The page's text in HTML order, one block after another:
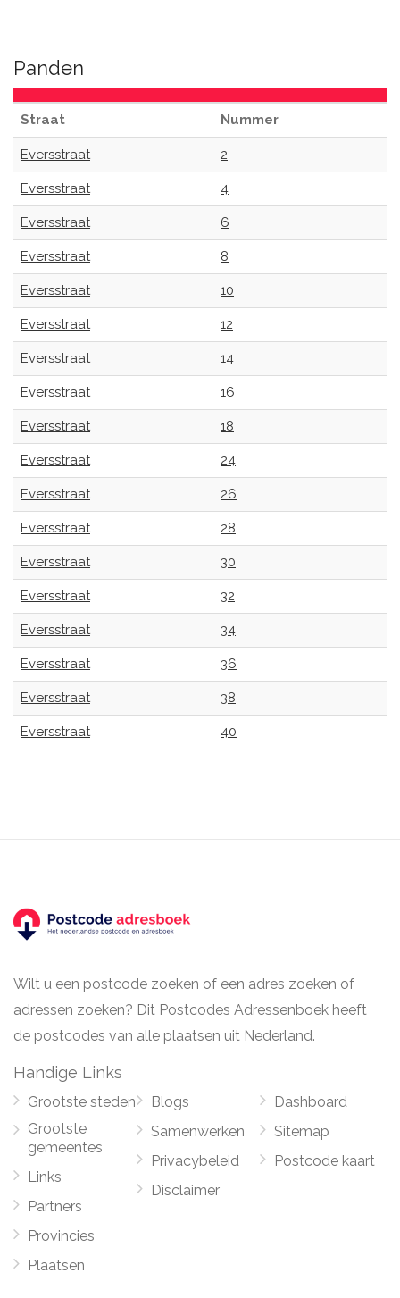
Panden
Straat Nummer
Eversstraat 2
Eversstraat 4
Eversstraat 6
Eversstraat 8
Eversstraat 10
Eversstraat 12
Eversstraat 14
Eversstraat 16
Eversstraat 18
Eversstraat 24
Eversstraat 26
Eversstraat 28
Eversstraat 30
Eversstraat 32
Eversstraat 34
Eversstraat 36
Eversstraat 38
Eversstraat 40
Wilt u een postcode zoeken of een adres zoeken of
adressen zoeken? Dit Postcodes Adressenboek heeft
de postcodes van alle plaatsen uit Nederland.
Handige Links
Grootste steden
Grootste
gemeentes
Links
Partners
Provincies
Plaatsen
Blogs
Samenwerken
Privacybeleid
Disclaimer
Dashboard
Sitemap
Postcode kaart